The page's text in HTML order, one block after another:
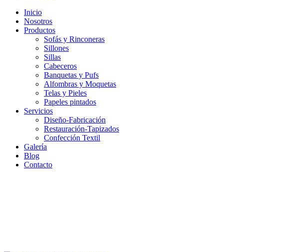
Inicio
Nosotros
Productos
Sofás y Rinconeras
Sillones
Sillas
Cabeceros
Banquetas y Pufs
Alfombras y Moquetas
Telas y Pieles
Papeles pintados
Servicios
Diseño-Fabricación
Restauración-Tapizados
Confección Textil
Galería
Blog
Contacto